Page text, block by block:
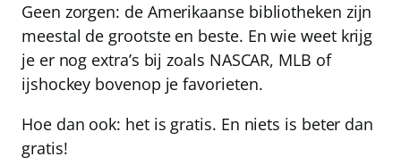
Geen zorgen: de Amerikaanse bibliotheken zijn
meestal de grootste en beste. En wie weet krijg
je er nog extra’s bij zoals NASCAR, MLB of
ijshockey bovenop je favorieten.
Hoe dan ook: het is gratis. En niets is beter dan
gratis!